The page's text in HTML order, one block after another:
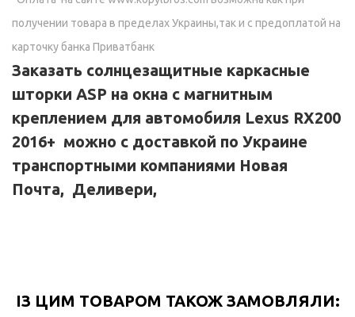
получении товара в пределах Украины,так и с предоплатой на
карточку банка Приватбанк
Заказать солнцезащитные каркасные
шторки ASP на окна с магнитным
креплением для автомобиля Lexus RX200
2016+ можно с доставкой по Украине
транспортными компаниями Новая
Почта, Деливери,
ІЗ ЦИМ ТОВАРОМ ТАКОЖ ЗАМОВЛЯЛИ: